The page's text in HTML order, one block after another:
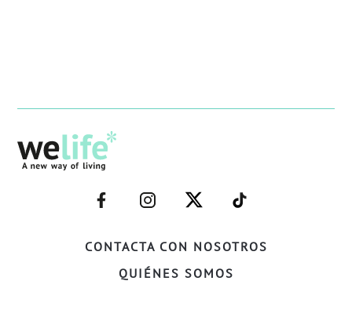
CONTACTA CON NOSOTROS
QUIÉNES SOMOS
–
FACEBOOK–
–
INSTAGRAM–
–
TWITTER–
–
WELIFE–